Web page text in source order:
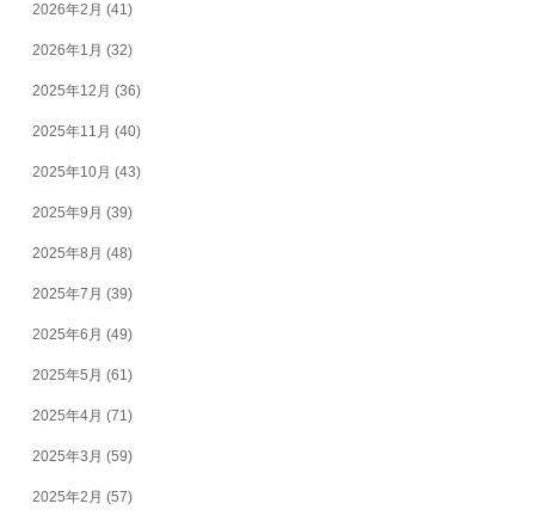
2026年2月 (41)
2026年1月 (32)
2025年12月 (36)
2025年11月 (40)
2025年10月 (43)
2025年9月 (39)
2025年8月 (48)
2025年7月 (39)
2025年6月 (49)
2025年5月 (61)
2025年4月 (71)
2025年3月 (59)
2025年2月 (57)